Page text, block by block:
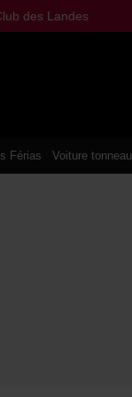
des Landes
Férias Voiture tonneau